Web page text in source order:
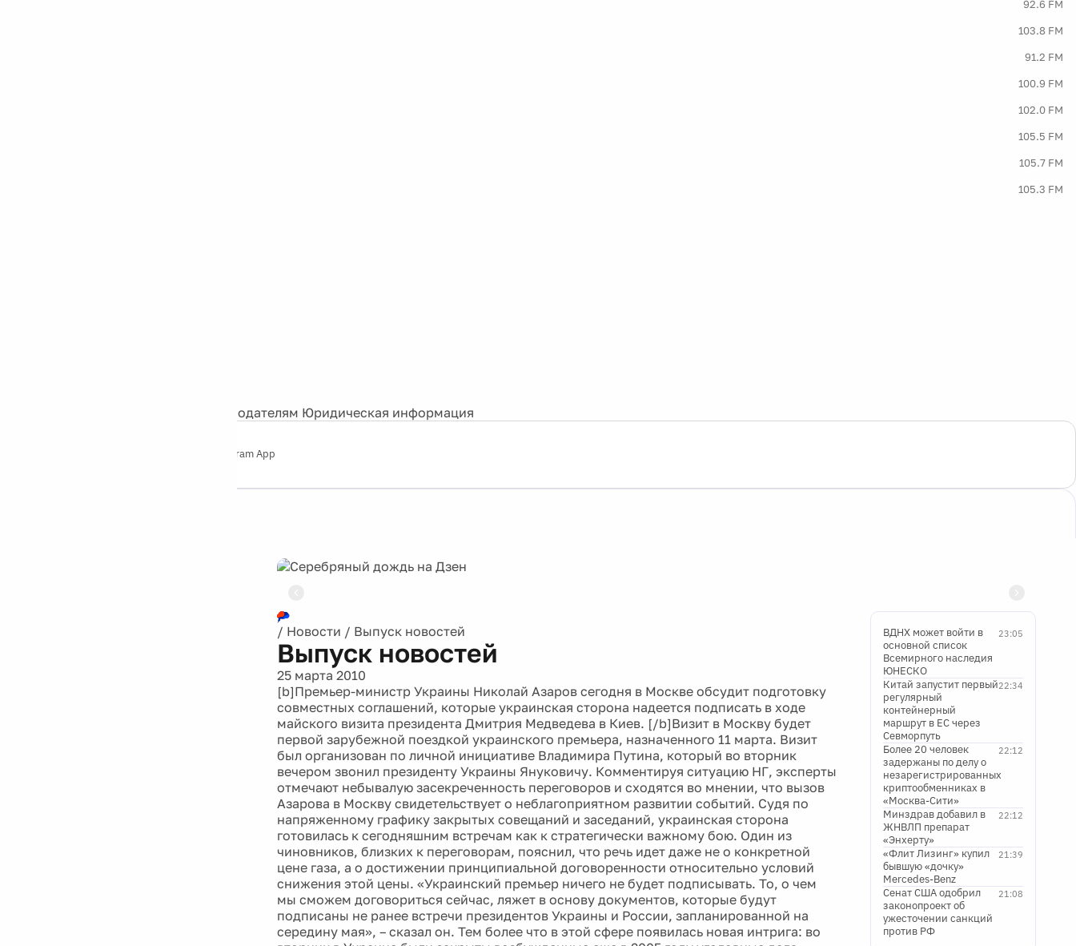
92.6 FM
103.8 FM
91.2 FM
100.9 FM
102.0 FM
105.5 FM
105.7 FM
105.3 FM
Рекламодателям Юридическая информация
Telegram App
/ Новости / Выпуск новостей
Выпуск новостей
25 марта 2010
[b]Премьер-министр Украины Николай Азаров сегодня в Москве обсудит подготовку
совместных соглашений, которые украинская сторона надеется подписать в ходе
майского визита президента Дмитрия Медведева в Киев. [/b]Визит в Москву будет
первой зарубежной поездкой украинского премьера, назначенного 11 марта. Визит
был организован по личной инициативе Владимира Путина, который во вторник
вечером звонил президенту Украины Януковичу. Комментируя ситуацию НГ, эксперты
отмечают небывалую засекреченность переговоров и сходятся во мнении, что вызов
Азарова в Москву свидетельствует о неблагоприятном развитии событий. Судя по
напряженному графику закрытых совещаний и заседаний, украинская сторона
готовилась к сегодняшним встречам как к стратегически важному бою. Один из
чиновников, близких к переговорам, пояснил, что речь идет даже не о конкретной
цене газа, а о достижении принципиальной договоренности относительно условий
снижения этой цены. «Украинский премьер ничего не будет подписывать. То, о чем
мы сможем договориться сейчас, ляжет в основу документов, которые будут
подписаны не ранее встречи президентов Украины и России, запланированной на
середину мая», – сказал он. Тем более что в этой сфере появилась новая интрига: во
23:05
ВДНХ может войти в
основной список
Всемирного наследия
ЮНЕСКО
22:34
Китай запустит первый
регулярный
контейнерный
маршрут в ЕС через
Севморпуть
22:12
Более 20 человек
задержаны по делу о
незарегистрированных
криптообменниках в
«Москва-Сити»
22:12
Минздрав добавил в
ЖНВЛП препарат
«Энхерту»
21:39
«Флит Лизинг» купил
бывшую «дочку»
Mercedes-Benz
21:08
Сенат США одобрил
законопроект об
ужесточении санкций
против РФ